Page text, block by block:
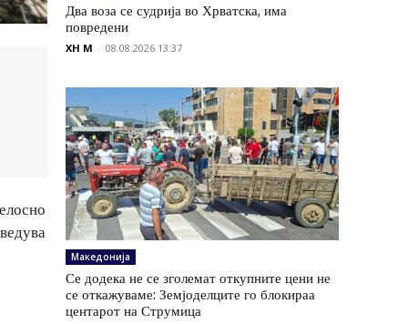
Два воза се судрија во Хрватска, има
повредени
XH M - 08.08.2026 13:37
Македонија
Се додека не се зголемат откупните цени не
се откажуваме: Земјоделците го блокираа
центарот на Струмица